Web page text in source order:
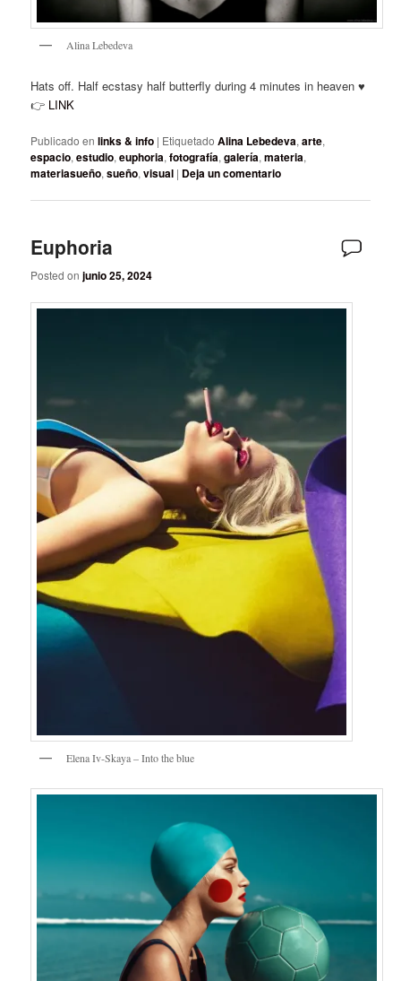
Alina Lebedeva
Hats off. Half ecstasy half butterfly during 4 minutes in heaven ♥️
👉 LINK
Publicado en links & info | Etiquetado Alina Lebedeva,arte,
espacio,estudio,euphoria,fotografía,galería,materia,
materiasueño,sueño,visual | Deja un comentario
Euphoria
Posted onjunio 25, 2024
Elena Iv-Skaya – Into the blue